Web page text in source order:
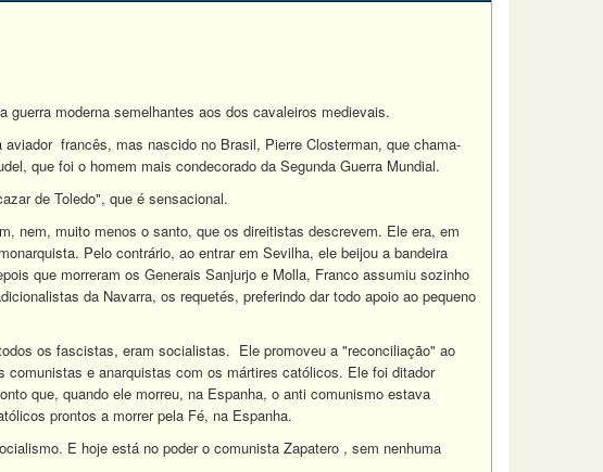
moderna semelhantes aos dos cavaleiros medievais.
francês, mas nascido no Brasil, Pierre Closterman, que chama-
que foi o homem mais condecorado da Segunda Guerra Mundial.
de Toledo", que é sensacional.
nem, muito menos o santo, que os direitistas descrevem. Ele era, em
Pelo contrário, ao entrar em Sevilha, ele beijou a bandeira
que morreram os Generais Sanjurjo e Molla, Franco assumiu sozinho
da Navarra, os requetés, preferindo dar todo apoio ao pequeno
os fascistas, eram socialistas. Ele promoveu a "reconciliação" ao
e anarquistas com os mártires católicos. Ele foi ditador
que, quando ele morreu, na Espanha, o anti comunismo estava
prontos a morrer pela Fé, na Espanha.
E hoje está no poder o comunista Zapatero , sem nenhuma